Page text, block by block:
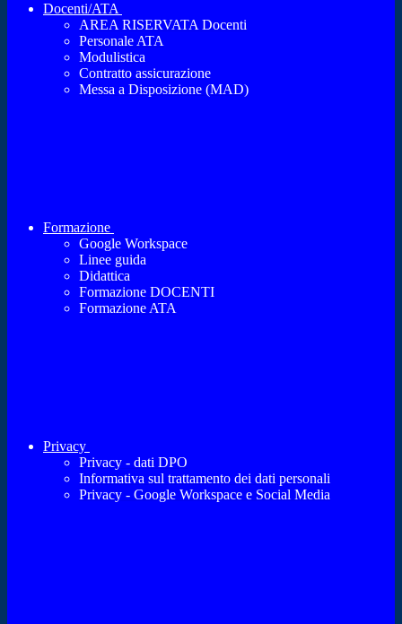
Docenti/ATA
AREA RISERVATA Docenti
Personale ATA
Modulistica
Contratto assicurazione
Messa a Disposizione (MAD)
Formazione
Google Workspace
Linee guida
Didattica
Formazione DOCENTI
Formazione ATA
Privacy
Privacy - dati DPO
Informativa sul trattamento dei dati personali
Privacy - Google Workspace e Social Media